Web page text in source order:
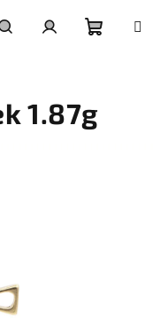
košík
1.87g